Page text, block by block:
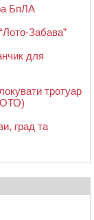
БпЛА
Забава”
для
тротуар
град та